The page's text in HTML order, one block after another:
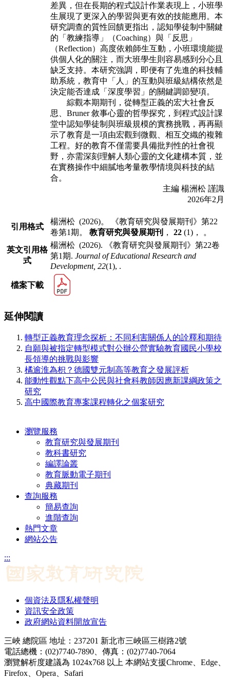
差異，但在長期的程式設計作業表現上，小班學
生展現了更深入 的學習與更有效的技能應用。本
研究調查的質性回饋更指出，認知學徒制中關鍵
的 「教練指導」（Coaching）與「反思」
（Reflection）高度依賴師生互動，小班環境能提
供個人化的關注，而大班學生則容易感到分心且
缺乏支持。本研究強調，即便有了先進的科技輔
助系統，教育中「人」的互動與班級結構依然是
決定能否達成「深度學習」的關鍵調節變項。
綜觀本期期刊，從轉型正義的宏大社會反
思、Bruner 敘事心靈的哲學探究，到 程式設計課
堂中認知學徒制與班級規模的實務挑戰，再再顯
示了教育是一項由宏觀到微觀、相互交織的複雜
工程。好的教育不僅需要具備批判性的社會視
野，亦需深刻理解人類心靈的文化建構本質，並
在實務操作中細膩地考量教學情境與科技的結
合。
主編 楊洲松 謹識
2026年2月
引用格式
楊洲松 (2026)。 《教育研究與發展期刊》第22
卷第1期。 教育研究與發展期刊 ， 22 (1)， 。
英文引用格
式
楊洲松 (2026). 《教育研究與發展期刊》第22卷
第1期. Journal of Educational Research and
Development, 22(1), .
檔案下載
延伸閱讀
轉型正義教育理念探析：不同利害關係人的詮釋和期待
自願與被指定轉型模式對公辦公營實驗教育國民小學校
長領導的挑戰與影響
橘逾淮為枳？德國雙元制高等教育之發展評析
能動性觀點下高中公民與社會科教師因應新課綱政策之
研究
高中國際教育專案課程轉化之個案研究
瀏覽服務
教育研究與發展期刊
教科書研究
編譯論叢
教育脈動電子期刊
典藏期刊
查詢服務
簡易查詢
進階查詢
熱門文章
網站公告
:::
個資法及隱私權聲明
資訊安全政策
政府網站資料開放宣告
三峽 總院區 地址：237201 新北市三峽區三樹路2號
電話總機：(02)7740-7890、傳真：(02)7740-7064
瀏覽解析度建議為 1024x768 以上 本網站支援Chrome、Edge、
Firefox、Opera、Safari